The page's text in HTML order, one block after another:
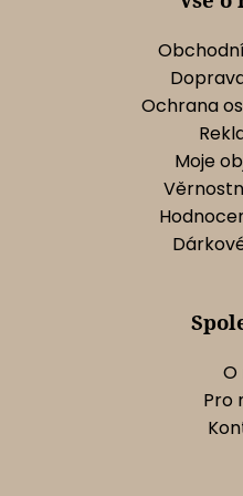
Ochrana
Moje
O
Pro